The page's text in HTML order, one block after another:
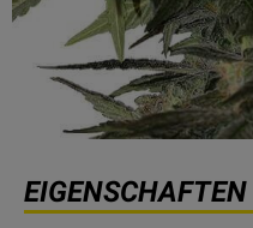
EIGENSCHAFTEN